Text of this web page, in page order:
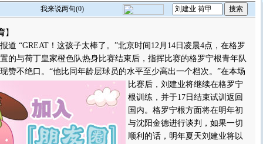
我来说两句(0)
】
“GREAT！这孩子太棒了。”北京时间12月14日凌晨4点，在格罗
的与荷丁皇家橙色队热身比赛结束后，指挥比赛的格罗宁根青年队
赞不绝口。 “他比同年龄层球员的水平至少高出一个档次。”在本场
比赛后，刘建业将继续在格罗宁
根训练，并于17日结束试训返回
国内。格罗宁根方面将在明年初
与沈阳金德进行谈判，如果一切
顺利的话，明年夏天刘建业将以